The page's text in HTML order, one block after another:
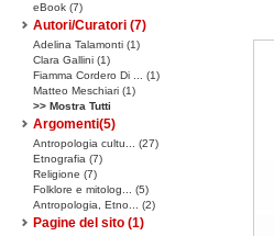
eBook (7)
Autori/Curatori (7)
Adelina Talamonti (1)
Clara Gallini (1)
Fiamma Cordero Di ... (1)
Matteo Meschiari (1)
>> Mostra Tutti
Argomenti(5)
Antropologia cultu... (27)
Etnografia (7)
Religione (7)
Folklore e mitolog... (5)
Antropologia, Etno... (2)
Pagine del sito (1)